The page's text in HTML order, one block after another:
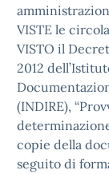
VISTE le
VISTO il
2012
(INDIRE),
copie della
seguito di